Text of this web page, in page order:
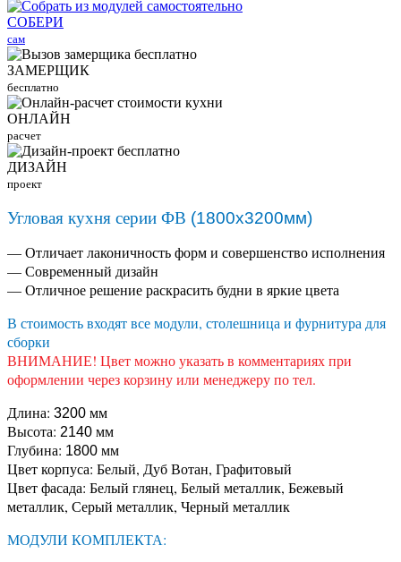
СОБЕРИ
сам
ЗАМЕРЩИК
бесплатно
ОНЛАЙН
расчет
ДИЗАЙН
проект
Угловая кухня серии ФВ (1800х3200мм)
— Отличает лаконичность форм и совершенство исполнения
— Современный дизайн
— Отличное решение раскрасить будни в яркие цвета
В стоимость входят все модули, столешница и фурнитура для
сборки
ВНИМАНИЕ! Цвет можно указать в комментариях при
оформлении через корзину или менеджеру по тел.
Длина: 3200 мм
Высота: 2140 мм
Глубина: 1800 мм
Цвет корпуса: Белый, Дуб Вотан, Графитовый
Цвет фасада: Белый глянец, Белый металлик, Бежевый
металлик, Серый металлик, Черный металлик
МОДУЛИ КОМПЛЕКТА: